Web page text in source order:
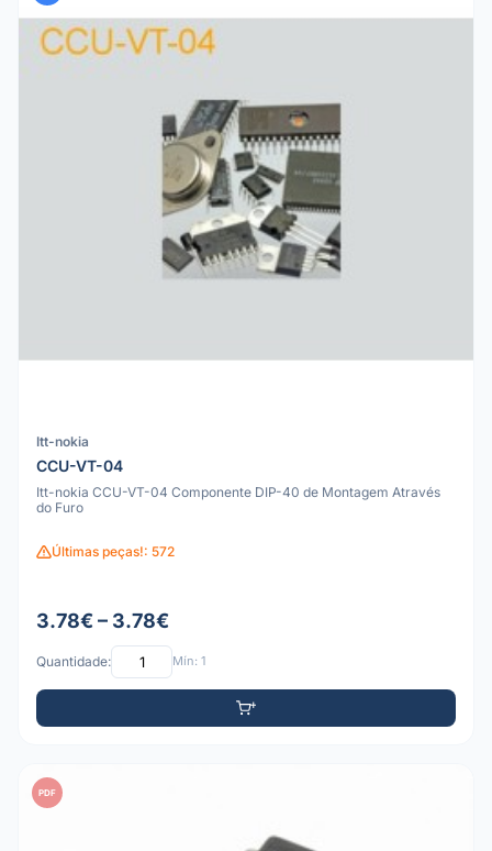
Itt-nokia
CCU-VT-04
Itt-nokia CCU-VT-04 Componente DIP-40 de Montagem Através
do Furo
Últimas peças!: 572
3.78€ – 3.78€
Quantidade: Mín: 1
PDF